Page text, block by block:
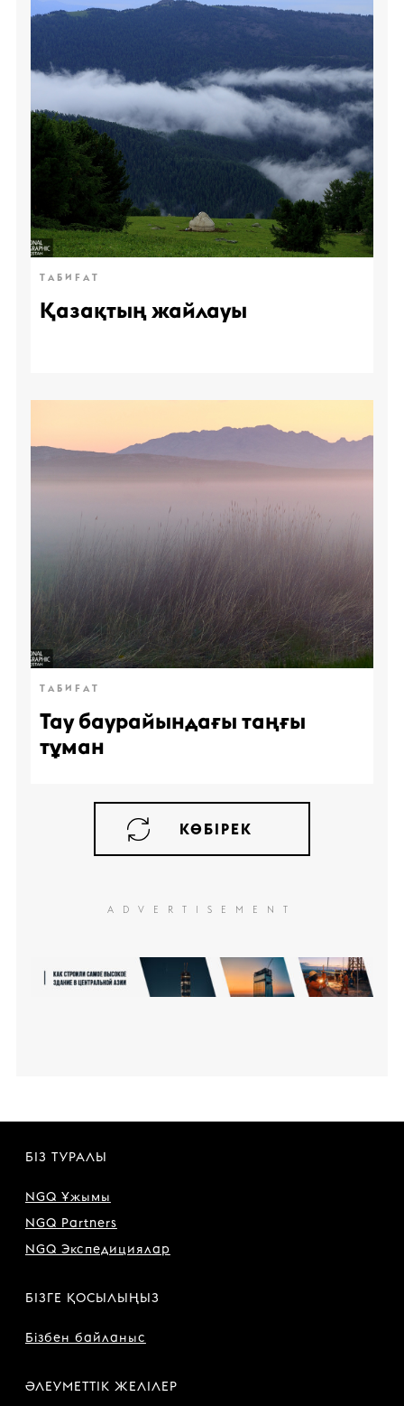
ТАБИҒАТ
Қазақтың жайлауы
ТАБИҒАТ
Тау баурайындағы таңғы
тұман
КӨБІРЕК
ADVERTISEMENT
БІЗ ТУРАЛЫ
NGQ Ұжымы
NGQ Partners
NGQ Экспедициялар
БІЗГЕ ҚОСЫЛЫҢЫЗ
Бізбен байланыс
ӘЛЕУМЕТТІК ЖЕЛІЛЕР